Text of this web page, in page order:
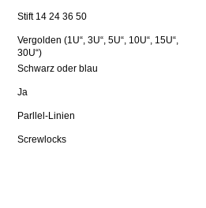
Stift 14 24 36 50
Vergolden (1U“, 3U“, 5U“, 10U“, 15U“,
30U“)
Schwarz oder blau
Ja
Parllel-Linien
Screwlocks